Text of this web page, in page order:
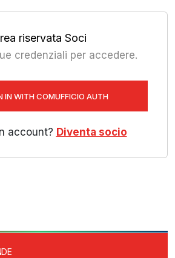
riservata Soci
credenziali per accedere.
IN WITH COMUFFICIO AUTH
account? Diventa socio